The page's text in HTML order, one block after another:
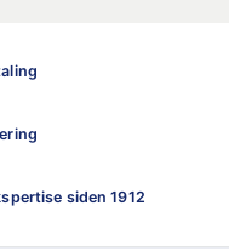
siden 1912